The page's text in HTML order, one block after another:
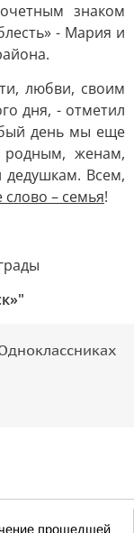
знаком
- Мария и
любви, своим
дня, - отметил
день мы еще
родным, женам,
Всем,
слово – семья!
прошедшей